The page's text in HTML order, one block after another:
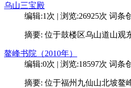
乌山三宝殿
编辑:1次 | 浏览:26925次 词条
摘要: 位于鼓楼区乌山道山观
鳌峰书院（2010年）
编辑:0次 | 浏览:18597次 词条
摘要: 位于福州九仙山北坡鳌